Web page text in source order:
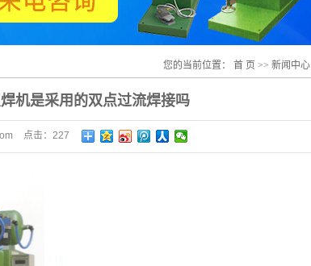
您的当前位置： 首 页 >> 新闻中心
机是采用的双点过流焊接吗
点击： 227